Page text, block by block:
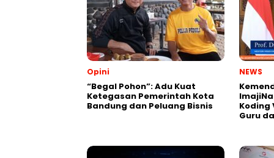
Opini
“Begal Pohon”: Adu Kuat
Ketegasan Pemerintah Kota
Bandung dan Peluang Bisnis
NEWS
Koding
Guru